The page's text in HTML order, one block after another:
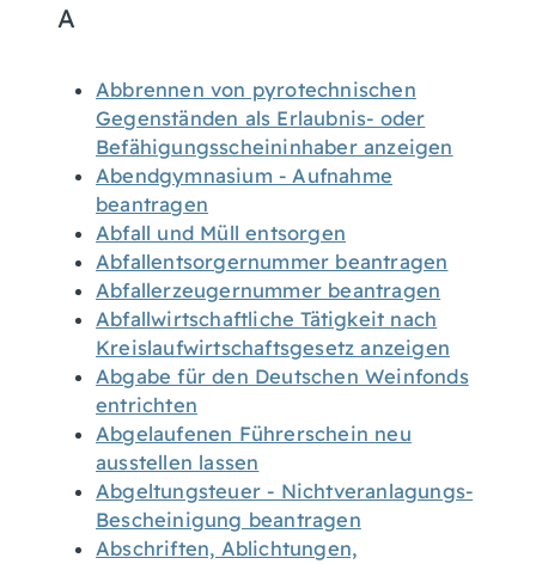
A
Abbrennen von pyrotechnischen
Gegenständen als Erlaubnis- oder
Befähigungsscheininhaber anzeigen
Abendgymnasium - Aufnahme
beantragen
Abfall und Müll entsorgen
Abfallentsorgernummer beantragen
Abfallerzeugernummer beantragen
Abfallwirtschaftliche Tätigkeit nach
Kreislaufwirtschaftsgesetz anzeigen
Abgabe für den Deutschen Weinfonds
entrichten
Abgelaufenen Führerschein neu
ausstellen lassen
Abgeltungsteuer - Nichtveranlagungs-
Bescheinigung beantragen
Abschriften, Ablichtungen,